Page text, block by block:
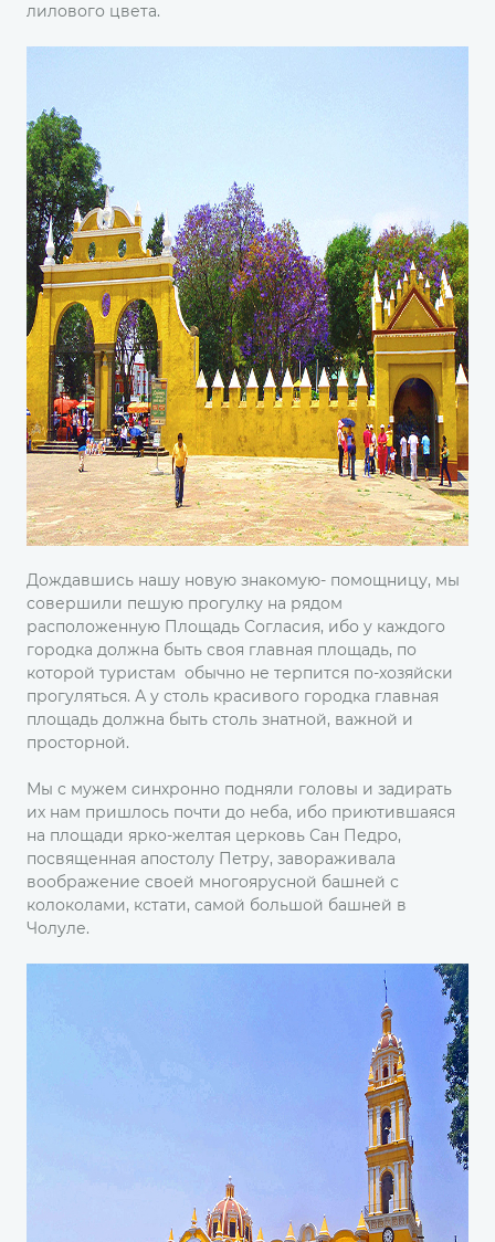
лилового цвета.
Дождавшись нашу новую знакомую- помощницу, мы
совершили пешую прогулку на рядом
расположенную Площадь Согласия, ибо у каждого
городка должна быть своя главная площадь, по
которой туристам обычно не терпится по-хозяйски
прогуляться. А у столь красивого городка главная
площадь должна быть столь знатной, важной и
просторной.
Мы с мужем синхронно подняли головы и задирать
их нам пришлось почти до неба, ибо приютившаяся
на площади ярко-желтая церковь Сан Педро,
посвященная апостолу Петру, завораживала
воображение своей многоярусной башней с
колоколами, кстати, самой большой башней в
Чолуле.